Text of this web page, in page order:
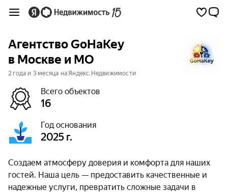
Агентство GoHaKey
в Москве и МО
2 года и 3 месяца на Яндекс.Недвижимости
Всего объектов
16
Год основания
2025 г.
Создаем атмосферу доверия и комфорта для наших
гостей. Наша цель — предоставить качественные и
надежные услуги, превратить сложные задачи в